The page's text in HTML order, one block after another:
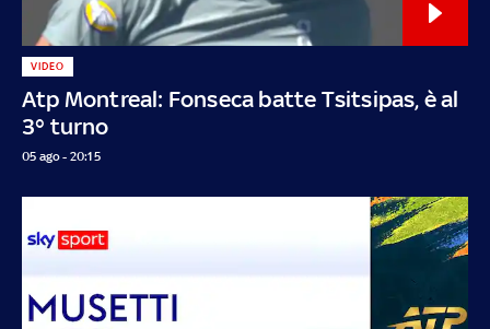
Atp Montreal: Fonseca batte Tsitsipas, è al
3° turno
VIDEO
05 ago - 20:15